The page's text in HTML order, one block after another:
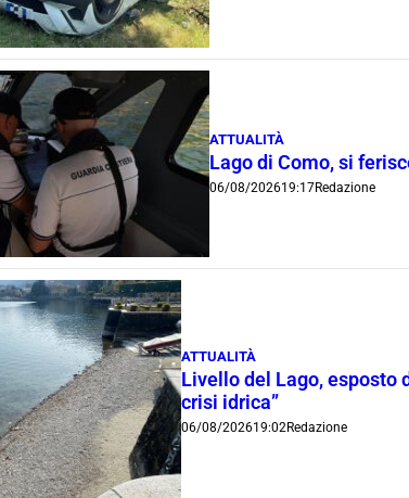
ATTUALITÀ
Lago di Como, si
06/08/202619:17Redazione
ATTUALITÀ
Livello del Lago, esposto
crisi idrica”
06/08/202619:02Redazione